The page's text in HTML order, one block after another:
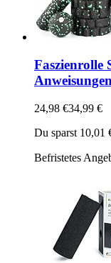
Faszienrolle
24,98 €34,99 €
Du sparst 10,01
Befristetes